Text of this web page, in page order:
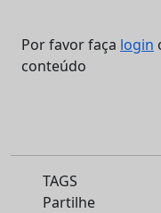
Por favor faça login
conteúdo
TAGS
Partilhe